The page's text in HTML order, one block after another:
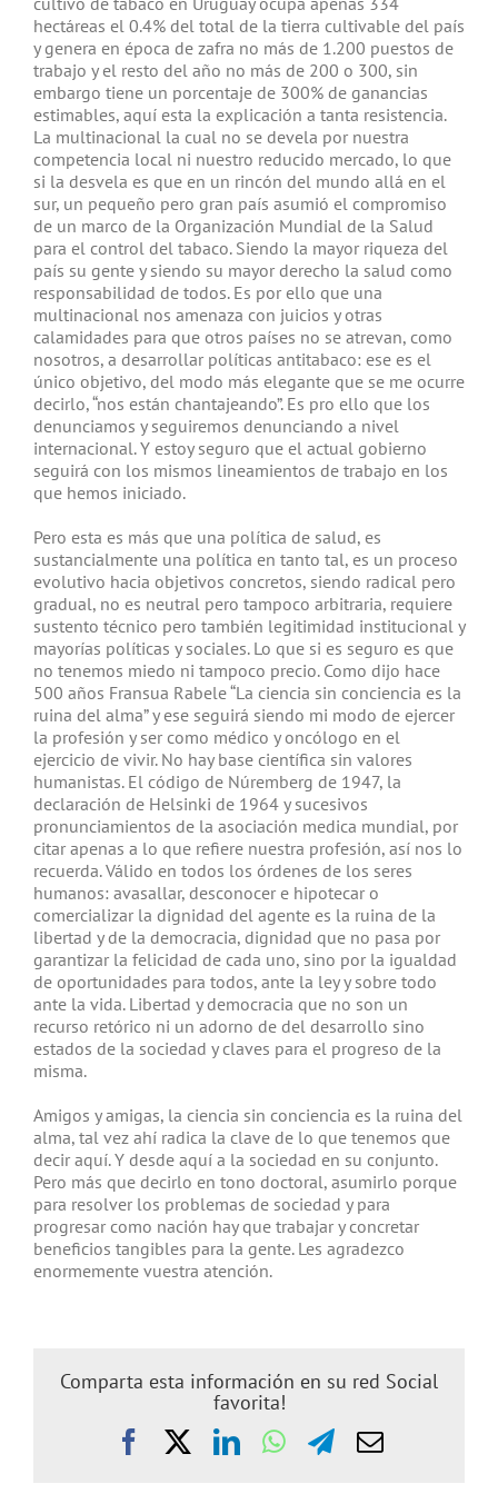
hectáreas el 0.4% del total de la tierra cultivable del país
y genera en época de zafra no más de 1.200 puestos de
trabajo y el resto del año no más de 200 o 300, sin
embargo tiene un porcentaje de 300% de ganancias
estimables, aquí esta la explicación a tanta resistencia.
La multinacional la cual no se devela por nuestra
competencia local ni nuestro reducido mercado, lo que
si la desvela es que en un rincón del mundo allá en el
sur, un pequeño pero gran país asumió el compromiso
de un marco de la Organización Mundial de la Salud
para el control del tabaco. Siendo la mayor riqueza del
país su gente y siendo su mayor derecho la salud como
responsabilidad de todos. Es por ello que una
multinacional nos amenaza con juicios y otras
calamidades para que otros países no se atrevan, como
nosotros, a desarrollar políticas antitabaco: ese es el
único objetivo, del modo más elegante que se me ocurre
decirlo, “nos están chantajeando”. Es pro ello que los
denunciamos y seguiremos denunciando a nivel
internacional. Y estoy seguro que el actual gobierno
seguirá con los mismos lineamientos de trabajo en los
que hemos iniciado.
Pero esta es más que una política de salud, es
sustancialmente una política en tanto tal, es un proceso
evolutivo hacia objetivos concretos, siendo radical pero
gradual, no es neutral pero tampoco arbitraria, requiere
sustento técnico pero también legitimidad institucional y
mayorías políticas y sociales. Lo que si es seguro es que
no tenemos miedo ni tampoco precio. Como dijo hace
500 años Fransua Rabele “La ciencia sin conciencia es la
ruina del alma” y ese seguirá siendo mi modo de ejercer
la profesión y ser como médico y oncólogo en el
ejercicio de vivir. No hay base científica sin valores
humanistas. El código de Núremberg de 1947, la
declaración de Helsinki de 1964 y sucesivos
pronunciamientos de la asociación medica mundial, por
citar apenas a lo que refiere nuestra profesión, así nos lo
recuerda. Válido en todos los órdenes de los seres
humanos: avasallar, desconocer e hipotecar o
comercializar la dignidad del agente es la ruina de la
libertad y de la democracia, dignidad que no pasa por
garantizar la felicidad de cada uno, sino por la igualdad
de oportunidades para todos, ante la ley y sobre todo
ante la vida. Libertad y democracia que no son un
recurso retórico ni un adorno de del desarrollo sino
estados de la sociedad y claves para el progreso de la
misma.
Amigos y amigas, la ciencia sin conciencia es la ruina del
alma, tal vez ahí radica la clave de lo que tenemos que
decir aquí. Y desde aquí a la sociedad en su conjunto.
Pero más que decirlo en tono doctoral, asumirlo porque
para resolver los problemas de sociedad y para
progresar como nación hay que trabajar y concretar
beneficios tangibles para la gente. Les agradezco
enormemente vuestra atención.
Comparta esta información en su red Social
favorita!
FacebookLinkedIn
WhatsApp
Telegram
Correo